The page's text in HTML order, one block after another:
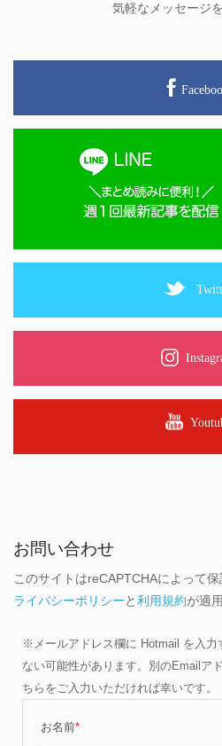
気軽なメッセージ
お問い合わせ
このサイトはreCAPTCHAによって
ライバシーポリシーと利用規約が適
※メールアドレス欄に Hotmail を入力
ない可能性があります。別のEmailア
ちらをご入力いただければ幸いです。
お名前*